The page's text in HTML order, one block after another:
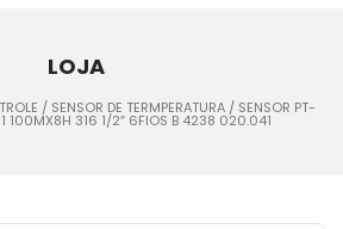
LOJA
/ SENSOR DE TERMPERATURA / SENSOR PT-
100MX8H 316 1/2″ 6FIOS B 4238 020.041